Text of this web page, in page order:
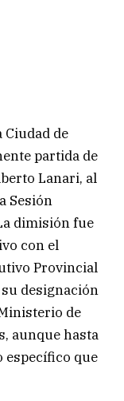
Ciudad de
partida de
Lanari, al
Sesión
dimisión fue
con el
Provincial
designación
de
aunque hasta
específico que